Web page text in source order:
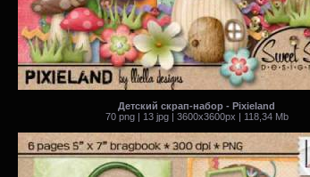
Детский скрап-набор - Pixieland
70 png | 13 jpg | 3600x3600px | 118,34 Mb